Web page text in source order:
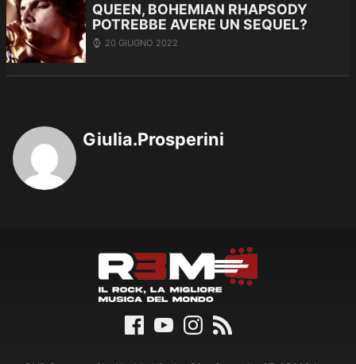
QUEEN, BOHEMIAN RHAPSODY
POTREBBE AVERE UN SEQUEL?
20 GIUGNO 2022
Giulia.Prosperini